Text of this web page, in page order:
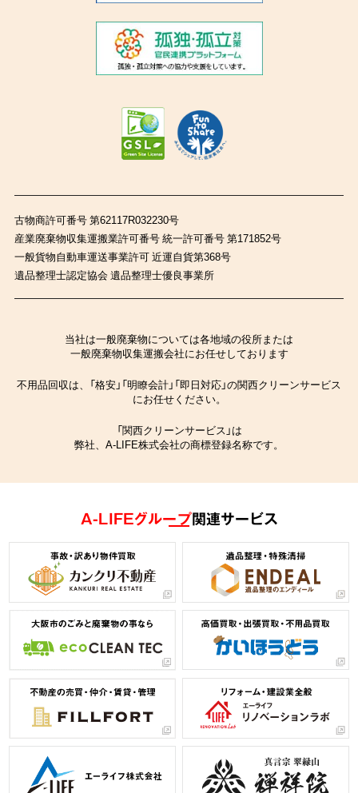
古物商許可番号 第62117R032230号
産業廃棄物収集運搬業許可番号 統一許可番号 第171852号
一般貨物自動車運送事業許可 近運自貨第368号
遺品整理士認定協会 遺品整理士優良事業所
当社は一般廃棄物については各地域の役所または
一般廃棄物収集運搬会社にお任せしております
不用品回収は、「格安」「明瞭会計」「即日対応」の関西クリーンサービス
にお任せください。
「関西クリーンサービス」は
弊社、A-LIFE株式会社の商標登録名称です。
A-LIFEグループ関連サービス